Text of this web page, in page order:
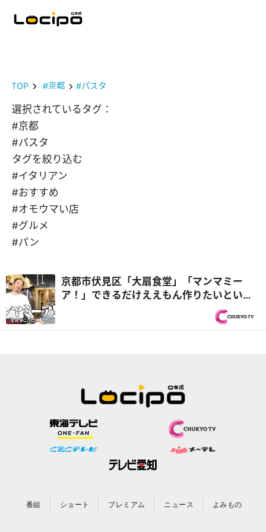
TOP #京都 #パスタ
選択されているタグ：
#京都
#パスタ
タグを絞り込む
#イタリアン
#おすすめ
#オモウマい店
#グルメ
#パン
京都市伏見区「大扇食堂」「マンマミー
ア！」できるだけええもん作りたいという
ド正直者シェフがお出迎え『オモウマい
番組 ショート プレミアム ニュース よみもの